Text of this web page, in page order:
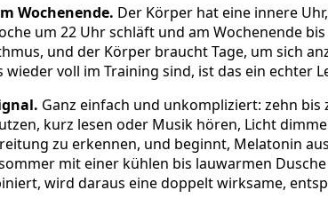
Wochenende. Der Körper hat eine innere
um 22 Uhr schläft und am Wochenende
und der Körper braucht Tage, um sich
voll im Training sind, ist das ein echter
Ganz einfach und unkompliziert: zehn bis
kurz lesen oder Musik hören, Licht
zu erkennen, und beginnt, Melatonin
mit einer kühlen bis lauwarmen
wird daraus eine doppelt wirksame,